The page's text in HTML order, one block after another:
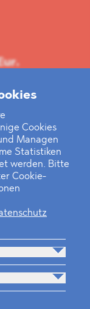
Cookies
Managen
Statistiken
werden. Bitte
Cookie-